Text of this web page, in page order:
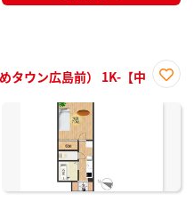
タウン広島前） 1K-【中
に入